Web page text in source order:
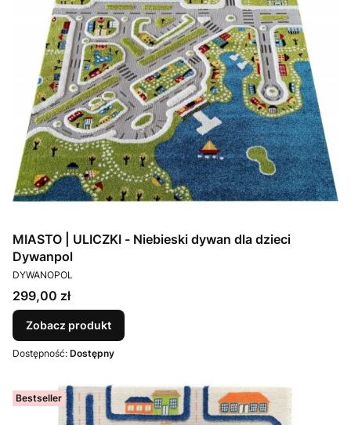
MIASTO | ULICZKI - Niebieski dywan dla dzieci
Dywanpol
PRODUCENT
DYWANOPOL
Cena
299,00 zł
Zobacz produkt
Dostępność: Dostępny
Bestseller